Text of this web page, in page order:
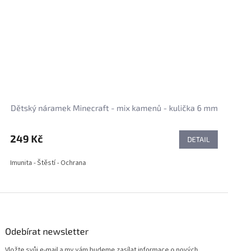
Dětský náramek Minecraft - mix kamenů - kulička 6 mm
249 Kč DETAIL
Imunita - Štěstí - Ochrana
Odebírat newsletter